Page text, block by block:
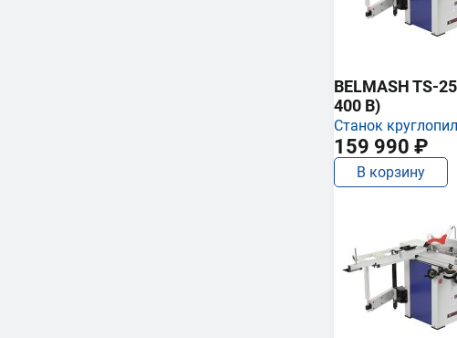
BELMASH TS-
400 В)
Станок
159 990 ₽
В корзину